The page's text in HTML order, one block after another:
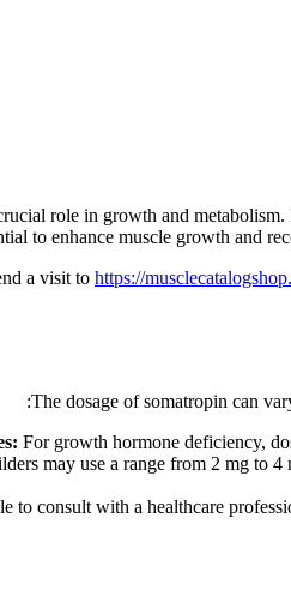
role in growth and
to enhance muscle growth and
a visit to https://
The dosage of somatropin can
For growth hormone deficiency,
may use a range from 2 mg to
to consult with a healthcare